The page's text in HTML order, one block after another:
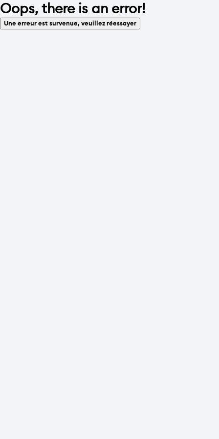
Oops, there is an error!
Une erreur est survenue, veuillez réessayer